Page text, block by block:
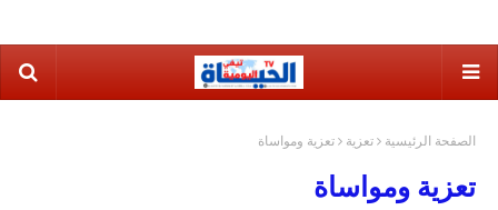
الصفحة الرئيسية تعزية تعزية ومواساة
تعزية ومواساة